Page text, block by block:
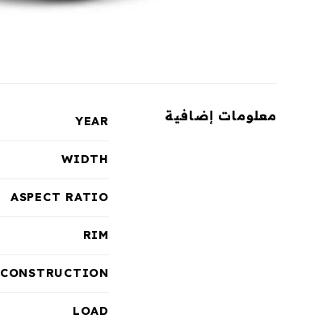
معلومات إضافية YEAR
WIDTH
ASPECT RATIO
RIM
CONSTRUCTION
LOAD